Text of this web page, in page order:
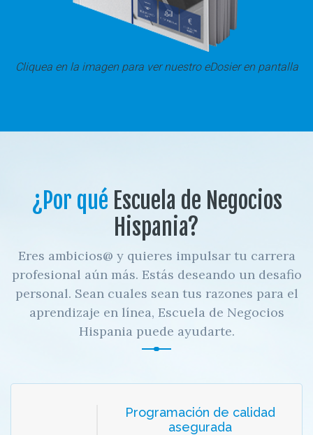
Cliquea en la imagen para ver nuestro eDosier en pantalla
¿Por qué Escuela de Negocios
Hispania?
Eres ambicios@ y quieres impulsar tu carrera
profesional aún más. Estás deseando un desafio
personal. Sean cuales sean tus razones para el
aprendizaje en línea, Escuela de Negocios
Hispania puede ayudarte.
Programación de calidad
asegurada